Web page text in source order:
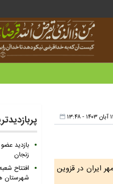
۱۳:۴۸
ایران در قزوین
بازدید
زنجان
افتتاح
شهرستان